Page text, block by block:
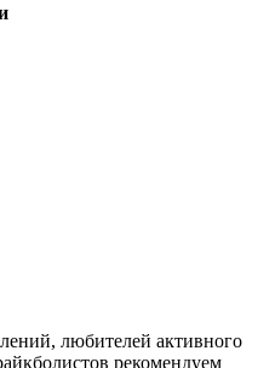
любителей активного
рекомендуем